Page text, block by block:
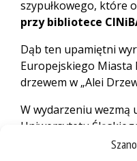
szypułkowego, które
przy bibliotece
Dąb ten upamiętni
Europejskiego Miasta
drzewem w „Alei
W wydarzeniu wezmą
Uniwersytetu